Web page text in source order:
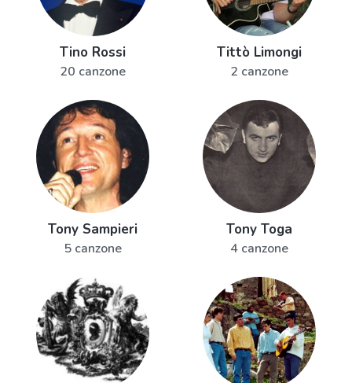
Tino Rossi
20 canzone
Tittò Limongi
2 canzone
Tony Sampieri
5 canzone
Tony Toga
4 canzone